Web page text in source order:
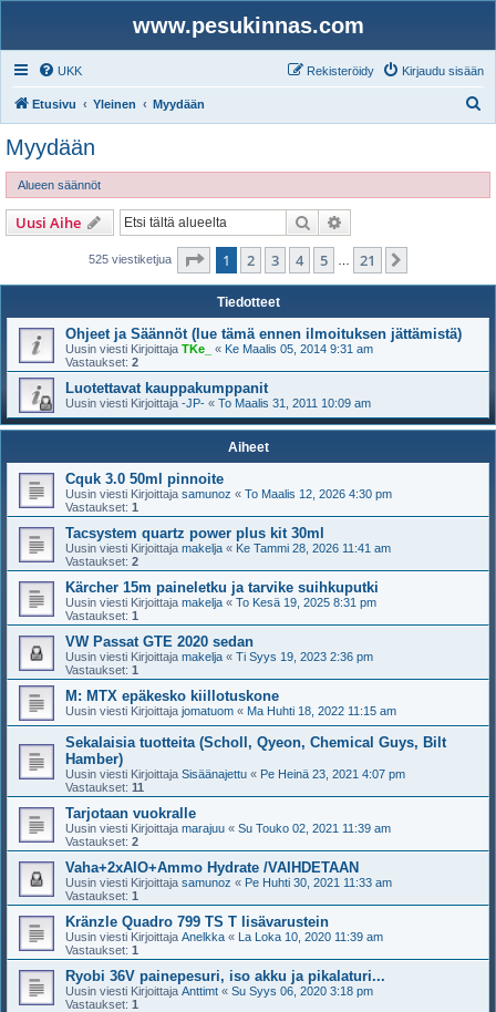
www.pesukinnas.com
UKK Kirjaudu sisään
Rekisteröidy
Etusivu Yleinen Myydään
Myydään
Alueen säännöt
Uusi Aihe Etsi
525 viestiketjua Sivu /21
1 2 3 4 5 21
Tiedotteet
Ohjeet ja Säännöt (lue tämä ennen ilmoituksen jättämistä)
Uusin viesti Kirjoittaja TKe_ « Ke Maalis 05, 2014 9:31 am
Vastaukset: 2
Luotettavat kauppakumppanit
Uusin viesti Kirjoittaja -JP- « To Maalis 31, 2011 10:09 am
Aiheet
Cquk 3.0 50ml pinnoite
Uusin viesti Kirjoittaja samunoz « To Maalis 12, 2026 4:30 pm
Vastaukset: 1
Tacsystem quartz power plus kit 30ml
Uusin viesti Kirjoittaja makelja « Ke Tammi 28, 2026 11:41 am
Vastaukset: 2
Kärcher 15m paineletku ja tarvike suihkuputki
Uusin viesti Kirjoittaja makelja « To Kesä 19, 2025 8:31 pm
Vastaukset: 1
VW Passat GTE 2020 sedan
Uusin viesti Kirjoittaja makelja « Ti Syys 19, 2023 2:36 pm
Vastaukset: 1
M: MTX epäkesko kiillotuskone
Uusin viesti Kirjoittaja jomatuom « Ma Huhti 18, 2022 11:15 am
Sekalaisia tuotteita (Scholl, Qyeon, Chemical Guys, Bilt
Hamber)
Uusin viesti Kirjoittaja Sisäänajettu « Pe Heinä 23, 2021 4:07 pm
Vastaukset: 11
Tarjotaan vuokralle
Uusin viesti Kirjoittaja marajuu « Su Touko 02, 2021 11:39 am
Vastaukset: 2
Vaha+2xAIO+Ammo Hydrate /VAIHDETAAN
Uusin viesti Kirjoittaja samunoz « Pe Huhti 30, 2021 11:33 am
Vastaukset: 1
Kränzle Quadro 799 TS T lisävarustein
Uusin viesti Kirjoittaja Anelkka « La Loka 10, 2020 11:39 am
Vastaukset: 1
Ryobi 36V painepesuri, iso akku ja pikalaturi...
Uusin viesti Kirjoittaja Anttimt « Su Syys 06, 2020 3:18 pm
Vastaukset: 1